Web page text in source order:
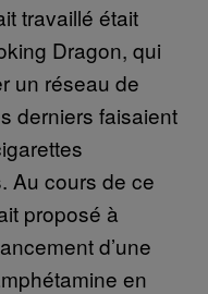
travaillé était
Dragon, qui
un réseau de
derniers faisaient
Au cours de ce
proposé à
d’une
en